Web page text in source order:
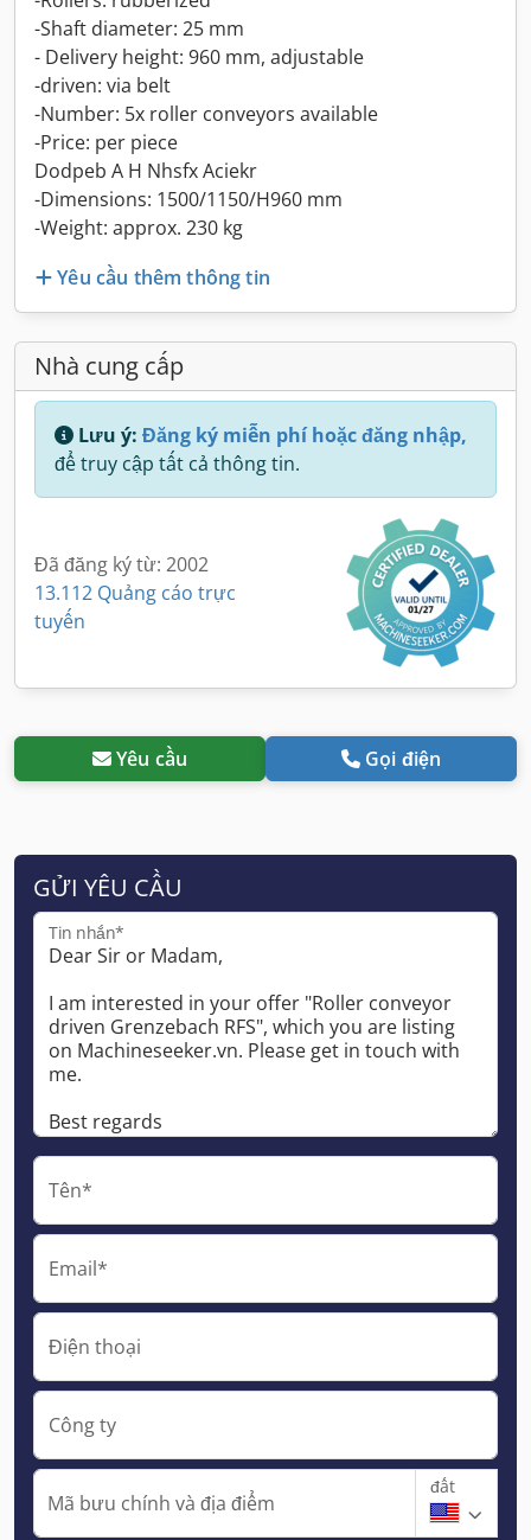
-Shaft diameter: 25 mm
- Delivery height: 960 mm, adjustable
-driven: via belt
-Number: 5x roller conveyors available
-Price: per piece
Dodpeb A H Nhsfx Aciekr
-Dimensions: 1500/1150/H960 mm
-Weight: approx. 230 kg
Yêu cầu thêm thông tin
Nhà cung cấp
Lưu ý: Đăng ký miễn phí hoặc đăng nhập,
để truy cập tất cả thông tin.
Đã đăng ký từ: 2002
13.112 Quảng cáo trực
tuyến
Yêu cầu Gọi điện
GỬI YÊU CẦU
Tin nhắn*
Tên*
Email*
Điện thoại
Công ty
Mã bưu chính và địa điểm
đất